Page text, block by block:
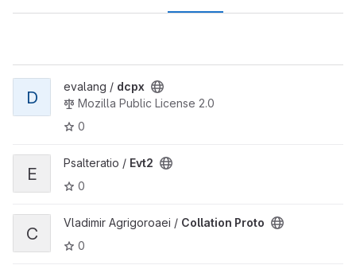
D
evalang / dcpx
Mozilla Public License 2.0
0
E
Psalteratio / Evt2
0
C
Vladimir Agrigoroaei / Collation Proto
0